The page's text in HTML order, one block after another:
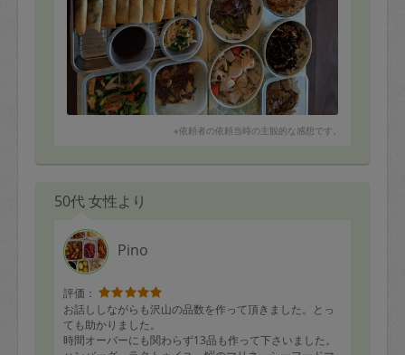
※依頼者の依頼当時の主観的な感想です。
50代 女性より
Pino
評価：
お話ししながらも沢山の品数を作って頂きました。とっ
ても助かりました。
時間オーバーにも関わらず13品も作って下さいました。